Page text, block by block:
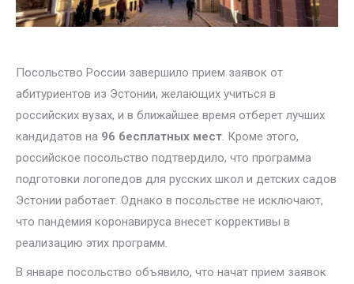
Посольство России завершило прием заявок от
абитуриентов из Эстонии, желающих учиться в
российских вузах, и в ближайшее время отберет лучших
кандидатов на 96 бесплатных мест. Кроме этого,
российское посольство подтвердило, что программа
подготовки логопедов для русских школ и детских садов
Эстонии работает. Однако в посольстве не исключают,
что пандемия коронавируса внесет коррективы в
реализацию этих программ.
В январе посольство объявило, что начат прием заявок